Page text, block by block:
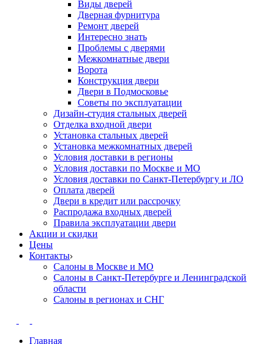
Виды дверей
Дверная фурнитура
Ремонт дверей
Интересно знать
Проблемы с дверями
Межкомнатные двери
Ворота
Конструкция двери
Двери в Подмосковье
Cоветы по эксплуатации
Дизайн-студия стальных дверей
Отделка входной двери
Установка стальных дверей
Установка межкомнатных дверей
Условия доставки в регионы
Условия доставки по Москве и МО
Условия доставки по Санкт-Петербургу и ЛО
Оплата дверей
Двери в кредит или рассрочку
Распродажа входных дверей
Правила эксплуатации двери
Акции и скидки
Цены
Контакты
Салоны в Москве и МО
Салоны в Санкт-Петербурге и Ленинградской
области
Салоны в регионах и СНГ
Главная